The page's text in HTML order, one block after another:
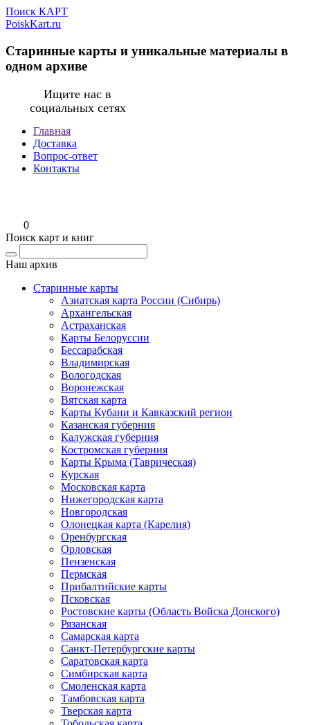
Поиск КАРТ
PoiskKart.ru
Старинные карты и уникальные материалы в
одном архиве
Ищите нас в
социальных сетях
Главная
Доставка
Вопрос-ответ
Контакты
0
Поиск карт и книг
Наш архив
Старинные карты
Азиатская карта России (Сибирь)
Архангельская
Астраханская
Карты Белоруссии
Бессарабская
Владимирская
Вологодская
Воронежская
Вятская карта
Карты Кубани и Кавказский регион
Казанская губерния
Калужская губерния
Костромская губерния
Карты Крыма (Таврическая)
Курская
Московская карта
Нижегородская карта
Новгородская
Олонецкая карта (Карелия)
Оренбургская
Орловская
Пензенская
Пермская
Прибалтийские карты
Псковская
Ростовские карты (Область Войска Донского)
Рязанская
Самарская карта
Санкт-Петербургские карты
Саратовская карта
Симбирская карта
Смоленская карта
Тамбовская карта
Тверская карта